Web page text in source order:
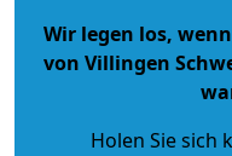
Wir legen los,
von Villingen
Holen Sie sich